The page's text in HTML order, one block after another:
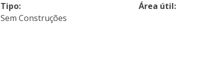
Tipo:
Sem Construções
Área útil: